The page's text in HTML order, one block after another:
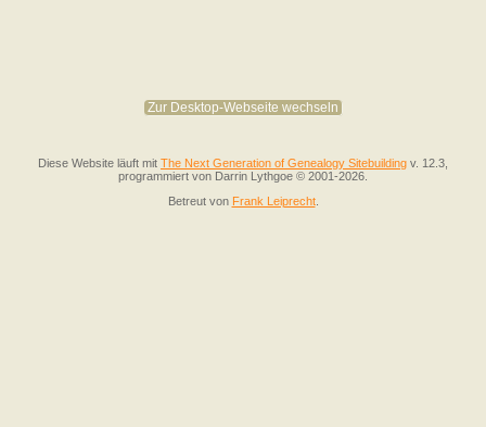
Zur Desktop-Webseite wechseln
Diese Website läuft mit The Next Generation of Genealogy Sitebuilding v. 12.3,
programmiert von Darrin Lythgoe © 2001-2026.
Betreut von Frank Leiprecht.